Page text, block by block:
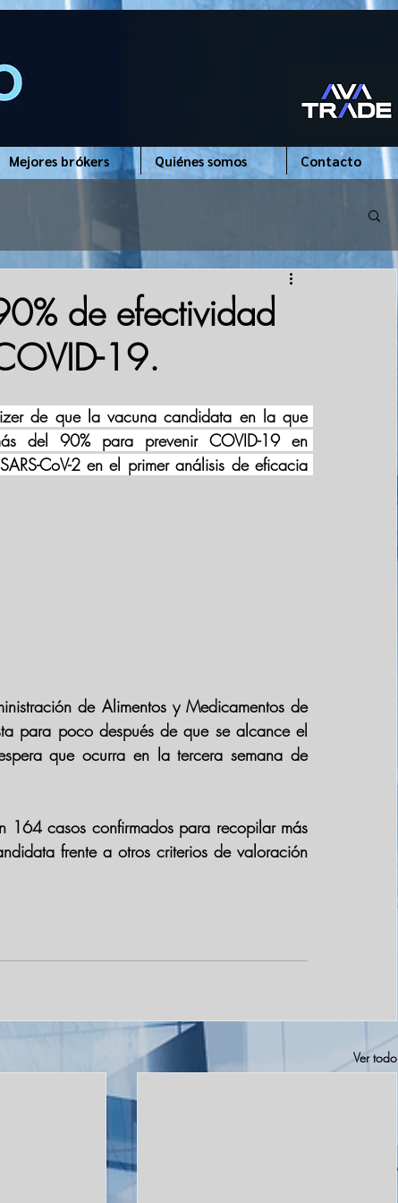
Mejores brókers Quiénes somos Contacto
de efectividad
19.
de que la vacuna candidata en la que
del 90% para prevenir COVID-19 en
CoV-2 en el primer análisis de eficacia
de Alimentos y Medicamentos de
para poco después de que se alcance el
que ocurra en la tercera semana de
164 casos confirmados para recopilar más
frente a otros criterios de valoración
Ver todo